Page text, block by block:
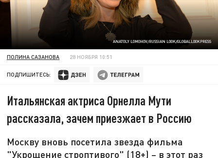
ANATOLY LOMOHOV/RUSSIAN LOOK/GLOBALLOOKPRESS
ПОЛИНА САЗАНОВА 28 НОЯБРЯ 10:51
ПОДПИШИТЕСЬ:
Итальянская актриса Орнелла Мути
рассказала, зачем приезжает в Россию
Москву вновь посетила звезда фильма
"Укрощение строптивого" (18+) – в этот раз